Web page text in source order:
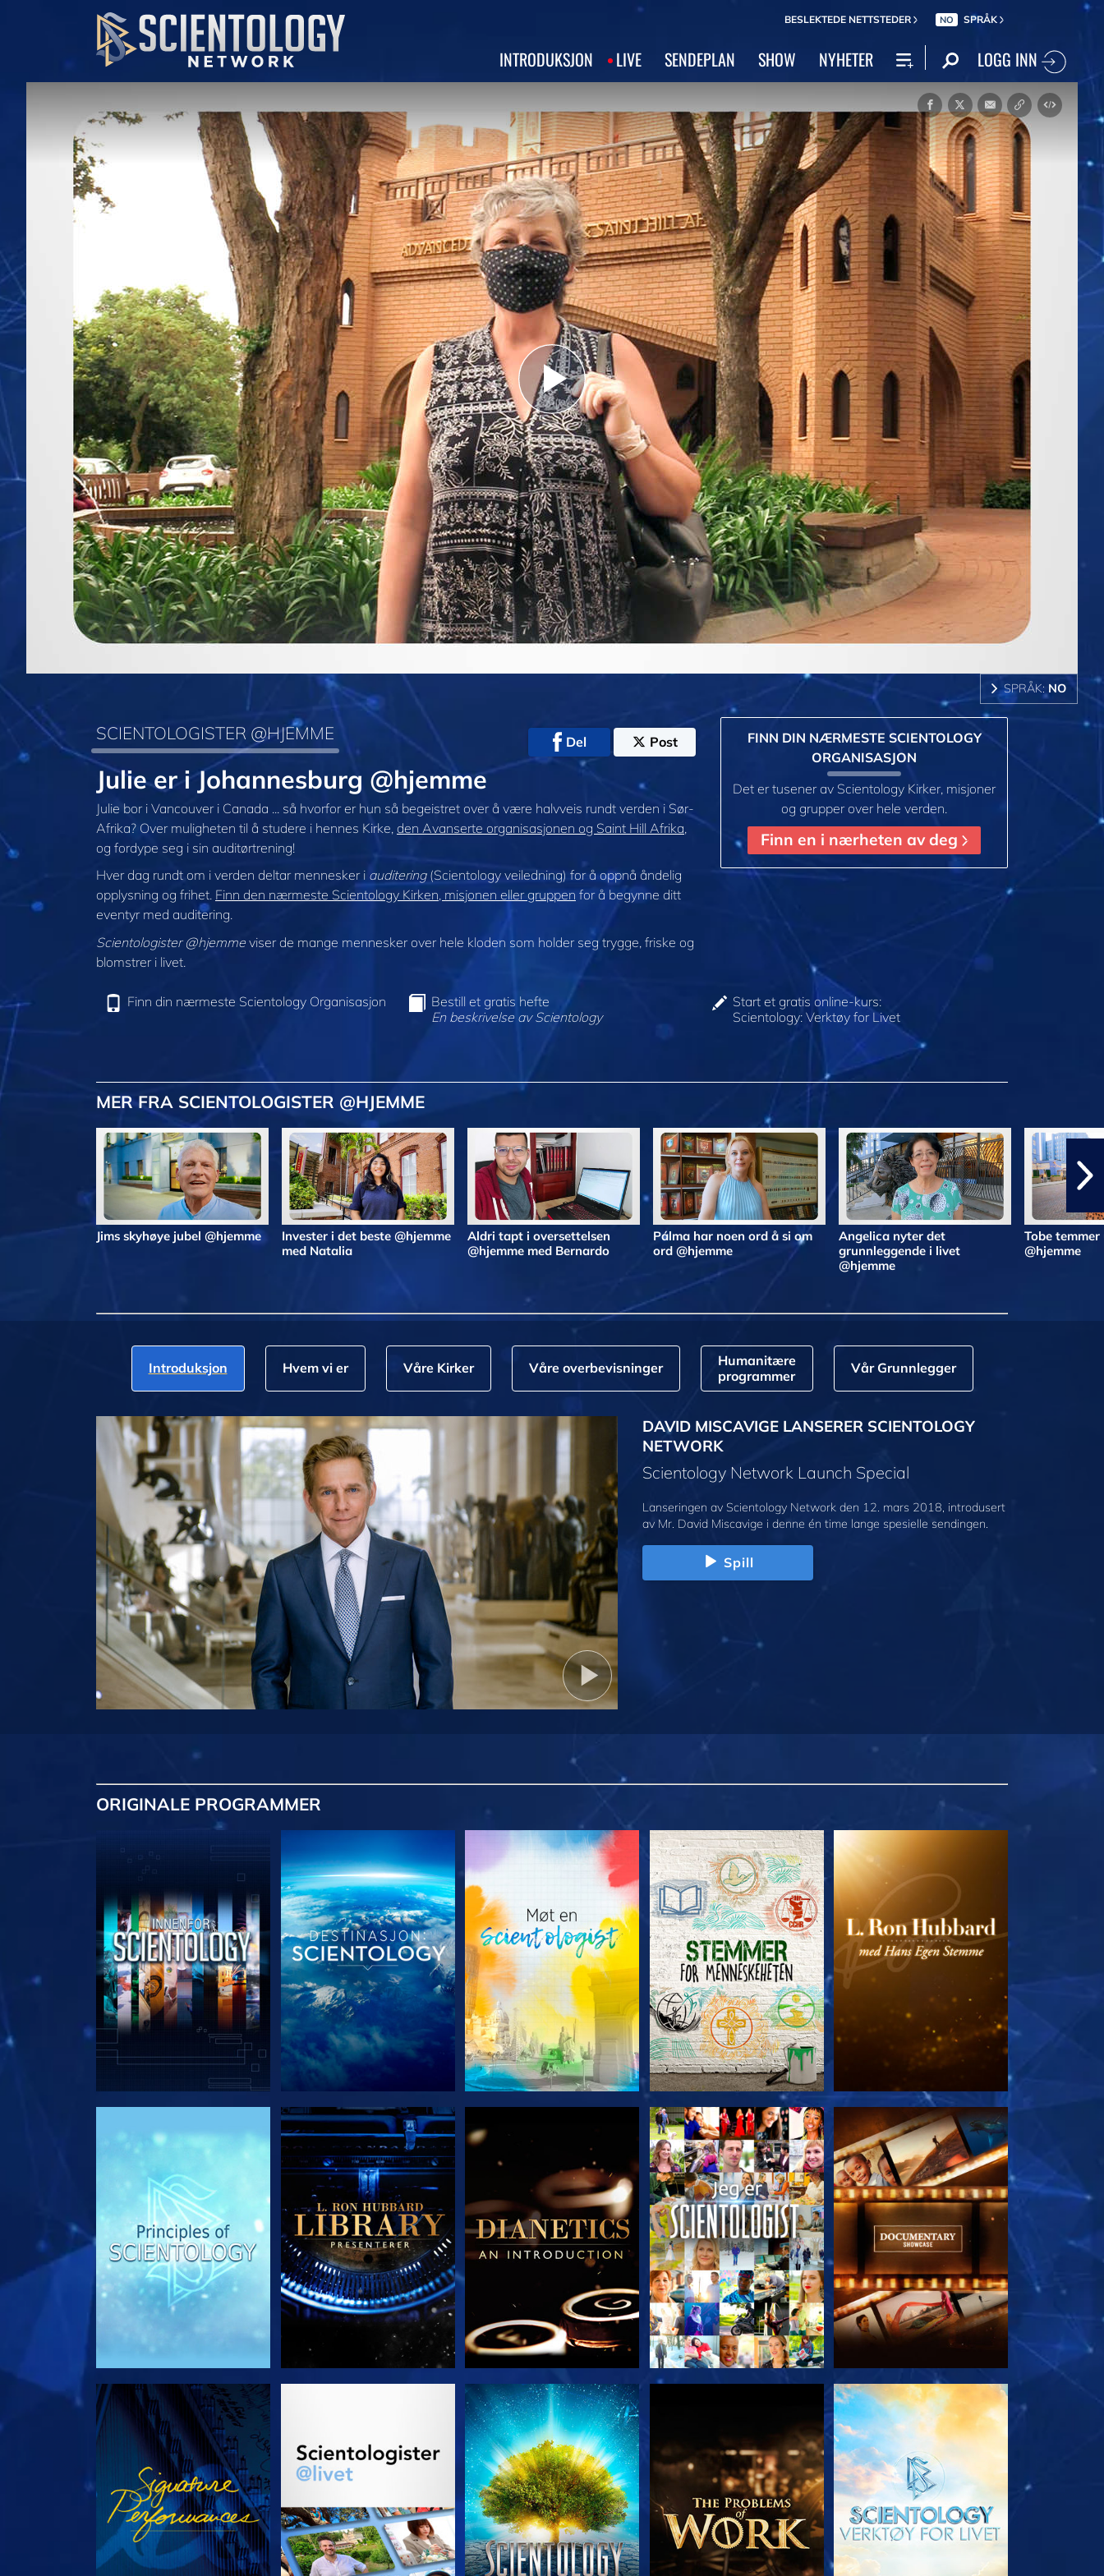
BESLEKTEDE NETTSTEDER NO SPRÅK
INTRODUKSJON LIVE SENDEPLAN SHOW NYHETER LOGG INN
Play
Video
SPRÅK: NO
SCIENTOLOGISTER @HJEMME Del Post
Julie er i Johannesburg @hjemme
Julie bor i Vancouver i Canada ... så hvorfor er hun så begeistret over å være halvveis rundt verden i Sør-
Afrika? Over muligheten til å studere i hennes Kirke, den Avanserte organisasjonen og Saint Hill Afrika,
og fordype seg i sin auditørtrening!
Hver dag rundt om i verden deltar mennesker i auditering(Scientology veiledning) for å oppnå åndelig
opplysning og frihet. Finn den nærmeste Scientology Kirken, misjonen eller gruppen for å begynne ditt
eventyr med auditering.
Scientologister @hjemmeviser de mange mennesker over hele kloden som holder seg trygge, friske og
blomstrer i livet.
FINN DIN NÆRMESTE SCIENTOLOGY
ORGANISASJON
Det er tusener av Scientology Kirker, misjoner
og grupper over hele verden.
Finn en i nærheten av deg
Finn din nærmeste Scientology Organisasjon
Bestill et gratis hefte
En beskrivelse av Scientology
Start et gratis online-kurs:
Scientology: Verktøy for Livet
MER FRA SCIENTOLOGISTER @HJEMME
Jims skyhøye jubel @hjemme
Invester i det beste @hjemme
med Natalia
Aldri tapt i oversettelsen
@hjemme med Bernardo
Pálma har noen ord å si om
ord @hjemme
Angelica nyter det
grunnleggende i livet
@hjemme
Tobe
@hjemme
Introduksjon Hvem vi er Våre Kirker Våre overbevisninger
Humanitære
programmer
Vår Grunnlegger
DAVID MISCAVIGE LANSERER SCIENTOLOGY
NETWORK
Scientology Network Launch Special
Lanseringen av Scientology Network den 12. mars 2018, introdusert
av Mr. David Miscavige i denne én time lange spesielle sendingen.
Spill
ORIGINALE PROGRAMMER
UTFORSK SERIEN UTFORSK SERIEN UTFORSK SERIEN UTFORSK SERIEN UTFORSK SERIEN
SE UTFORSK SERIEN